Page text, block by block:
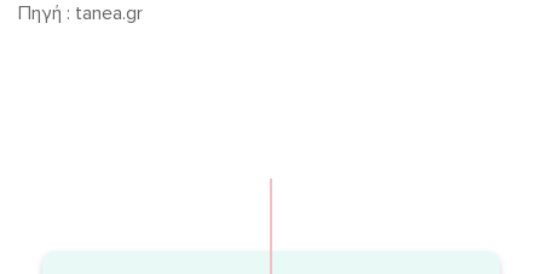
Πηγή : tanea.gr